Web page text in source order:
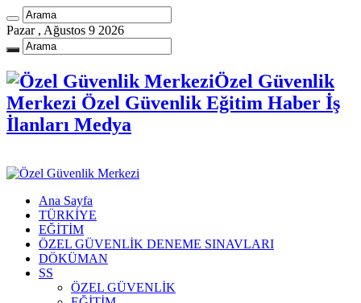
Pazar , Ağustos 9 2026
Özel Güvenlik
Merkezi Özel Güvenlik Eğitim Haber İş
İlanları Medya
Ana Sayfa
TÜRKİYE
EĞİTİM
ÖZEL GÜVENLİK DENEME SINAVLARI
DÖKÜMAN
SS
ÖZEL GÜVENLİK